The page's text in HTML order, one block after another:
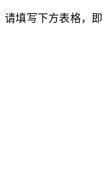
填写下方表格，即